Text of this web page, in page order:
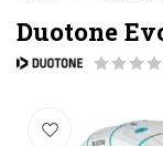
Duotone